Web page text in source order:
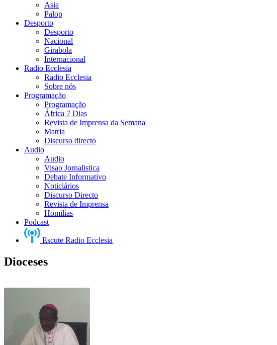
Asia
Palop
Desporto
Desporto
Nacional
Girabola
Internacional
Radio Ecclesia
Radio Ecclesia
Sobre nós
Programação
Programação
África 7 Dias
Revista de Imprensa da Semana
Matria
Discurso directo
Audio
Audio
Visao Jornalistica
Debate Informativo
Noticiários
Discurso Directo
Revista de Imprensa
Homilias
Podcast
Escute Radio Ecclesia
Dioceses